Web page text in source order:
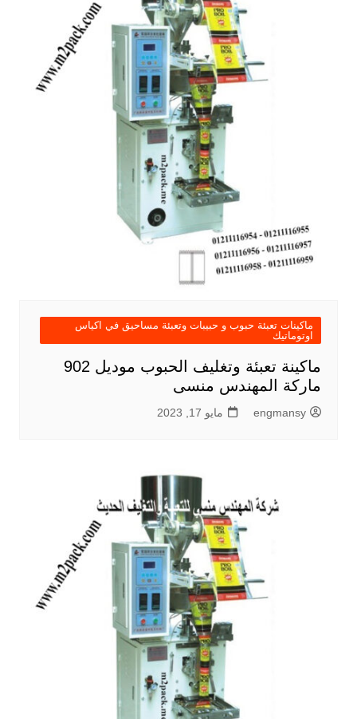
ماكينات تعبئة حبوب و حبيبات وتعبئة مساحيق في اكياس
اوتوماتيك
ماكينة تعبئة وتغليف الحبوب موديل 902
ماركة المهندس منسى
engmansy مايو 17, 2023